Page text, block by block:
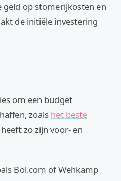
geld op stomerijkosten en
de initiële investering
om een budget
zoals het beste
heeft zo zijn voor- en
Bol.com of Wehkamp